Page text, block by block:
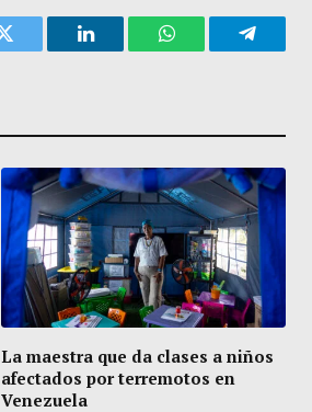
Twitter LinkedIn WhatsAppTelegram
La maestra que da clases a niños
afectados por terremotos en
Venezuela